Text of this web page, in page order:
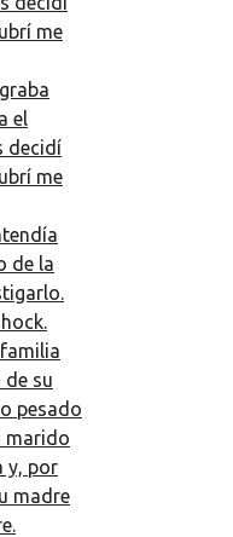
me
el
decidí
me
de la
de su
pesado
marido
y, por
madre